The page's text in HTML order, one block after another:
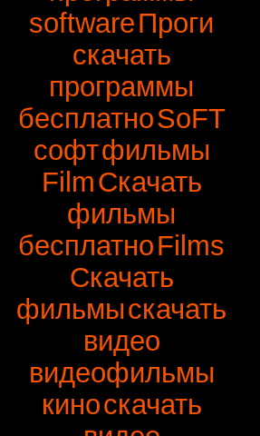
softwareПроги
скачать
программы
бесплатноSoFT
софтфильмы
FilmСкачать
фильмы
бесплатноFilms
Скачать
фильмыскачать
видео
видеофильмы
киноскачать